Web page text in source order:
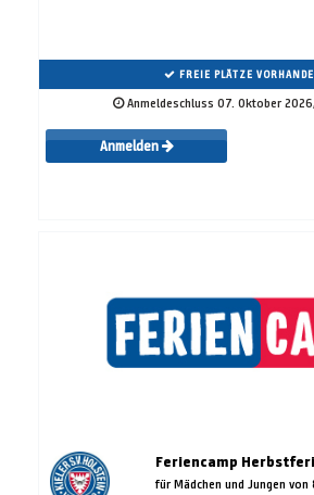
FREIE PLÄTZE
Anmeldeschluss 07. Oktober
Anmelden
Feriencamp
für Mädchen und Jungen von